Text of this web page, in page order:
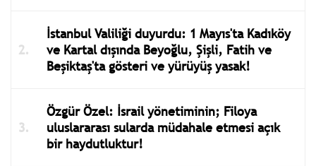
ve Kartal dışında Beyoğlu, Şişli, Fatih ve
Beşiktaş'ta gösteri ve yürüyüş yasak!
uluslararası sularda müdahale etmesi açık
bir haydutluktur!